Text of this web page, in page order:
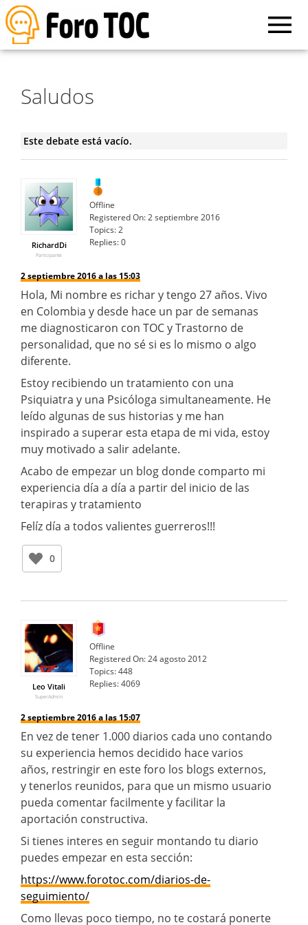
Saludos
Este debate está vacío.
RichardDi
Participante
Offline
Registered On:2 septiembre 2016
Topics:2
Replies:0
2 septiembre 2016 a las 15:03
Hola, Mi nombre es richar y tengo 27 años. Vivo
en Colombia y desde hace un par de semanas
me diagnosticaron con TOC y Trastorno de
personalidad, que no sé si es lo mismo o algo
diferente.
Estoy recibiendo un tratamiento con una
Psiquiatra y una Psicóloga simultaneamente. He
leído algunas de sus historias y me han
inspirado a superar esta etapa de mi vida, estoy
muy motivado a salir adelante.
Acabo de empezar un blog donde comparto mi
experiencia día a día a partir del inicio de las
terapiras y tratamiento
Felíz día a todos valientes guerreros!!!
0
Leo Vitali
SuperAdmin
Offline
Registered On:24 agosto 2012
Topics:448
Replies:4069
2 septiembre 2016 a las 15:07
En vez de tener 1.000 diarios cada uno contando
su experiencia hemos decidido hace varios
años, restringir en este foro los blogs externos,
y tenerlos reunidos, para que un mismo usuario
pueda comentar facilmente y facilitar la
aportación constructiva.
Si tienes interes en seguir montando tu diario
puedes empezar en esta sección:
https://www.forotoc.com/diarios-de-
seguimiento/
Como llevas poco tiempo, no te costará ponerte